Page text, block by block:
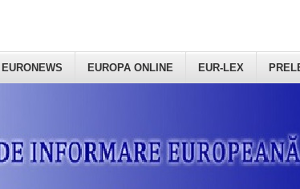
EURONEWS EUROPA ONLINE EUR-LEX